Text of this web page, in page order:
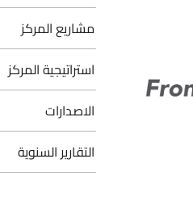
مشاريع المركز
استراتيجية المركز
الاصدارات
التقارير السنوية